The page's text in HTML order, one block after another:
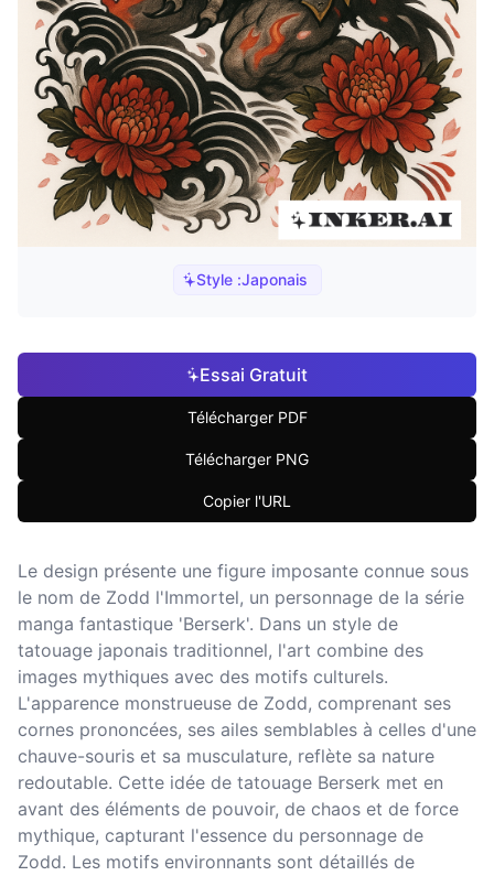
Style :Japonais
Essai Gratuit
Télécharger PDF
Télécharger PNG
Copier l'URL
Le design présente une figure imposante connue sous
le nom de Zodd l'Immortel, un personnage de la série
manga fantastique 'Berserk'. Dans un style de
tatouage japonais traditionnel, l'art combine des
images mythiques avec des motifs culturels.
L'apparence monstrueuse de Zodd, comprenant ses
cornes prononcées, ses ailes semblables à celles d'une
chauve-souris et sa musculature, reflète sa nature
redoutable. Cette idée de tatouage Berserk met en
avant des éléments de pouvoir, de chaos et de force
mythique, capturant l'essence du personnage de
Zodd. Les motifs environnants sont détaillés de